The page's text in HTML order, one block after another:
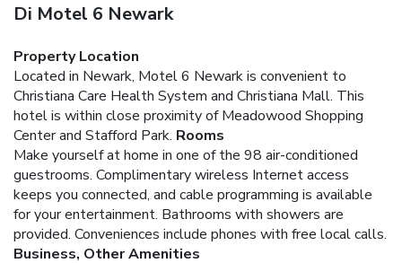
Di Motel 6 Newark
Property Location
Located in Newark, Motel 6 Newark is convenient to
Christiana Care Health System and Christiana Mall. This
hotel is within close proximity of Meadowood Shopping
Center and Stafford Park. Rooms
Make yourself at home in one of the 98 air-conditioned
guestrooms. Complimentary wireless Internet access
keeps you connected, and cable programming is available
for your entertainment. Bathrooms with showers are
provided. Conveniences include phones with free local calls.
Business, Other Amenities